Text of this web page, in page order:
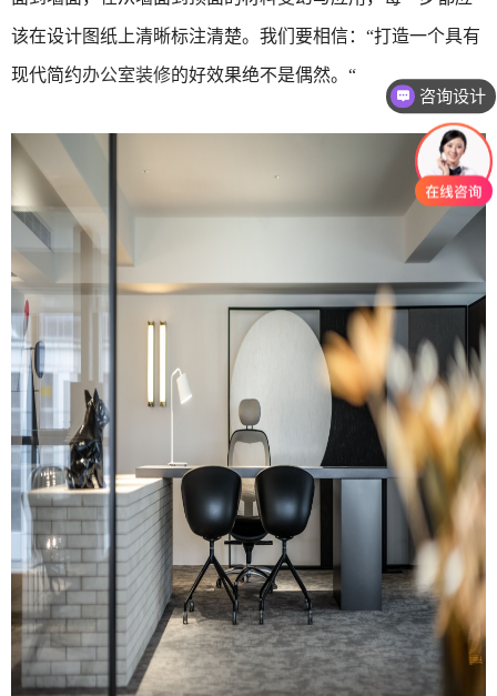
该在设计图纸上清晰标注清楚。我们要相信：“打造一个具有
现代简约办公室装修的好效果绝不是偶然。“
咨询设计